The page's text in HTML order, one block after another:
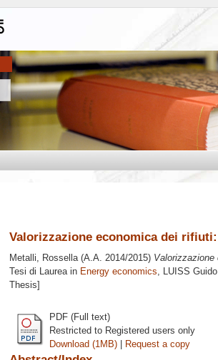
Valorizzazione economica dei
Metalli, Rossella(A.A. 2014/2015) Valorizzazione
Tesi di Laurea in Energy economics, LUISS
Thesis]
PDF (Full text)
Restricted to Registered users only
Download (1MB) | Request a copy